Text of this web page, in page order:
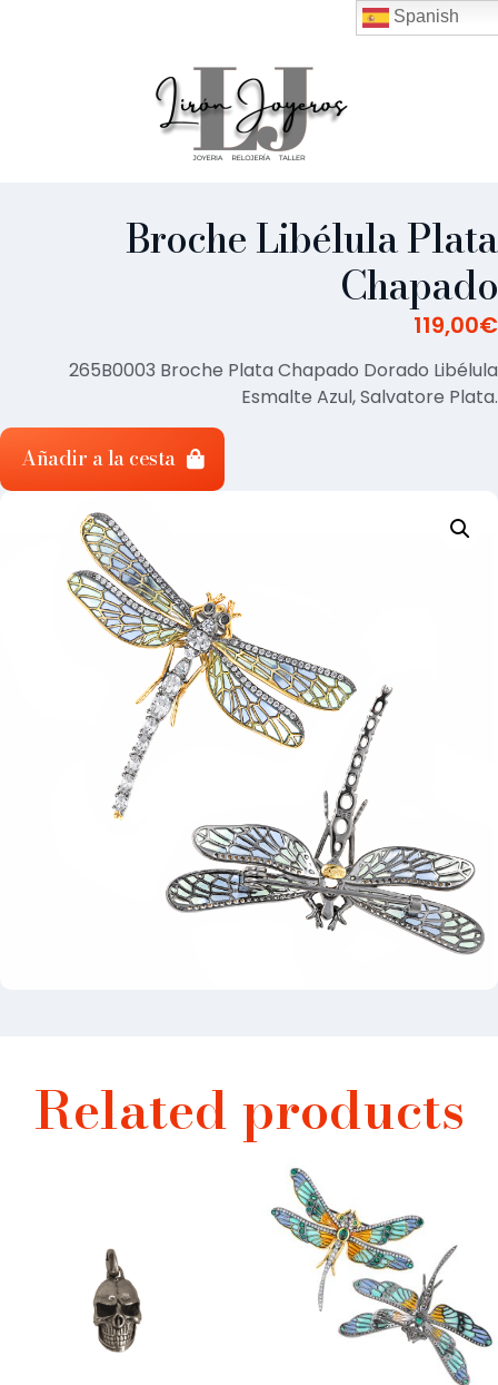
Broche Libélula Plata
Chapado
119,00€
265B0003 Broche Plata Chapado Dorado Libélula
Esmalte Azul, Salvatore Plata.
Añadir a la cesta
Related products
Spanish